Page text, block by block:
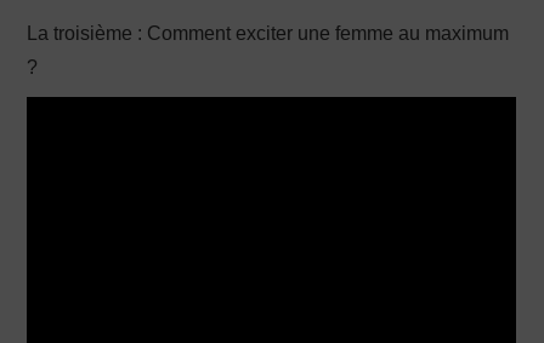
La troisième : Comment exciter une femme au maximum
?